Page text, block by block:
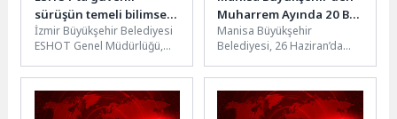
sürüşün temeli bilimsel
denetim
İzmir Büyükşehir Belediyesi
ESHOT Genel Müdürlüğü,
görev sürecine kadar
psikoteknik
değerlendirmeler, eğitimler,...
Muharrem Ayında 20 Bin
Kişiye Aşure İkramı
Manisa Büyükşehir
Belediyesi, 26 Haziran’da
aşure ikramlarını, 15
Temmuz Demokrasi
Meydanı’nda düzenlenen...